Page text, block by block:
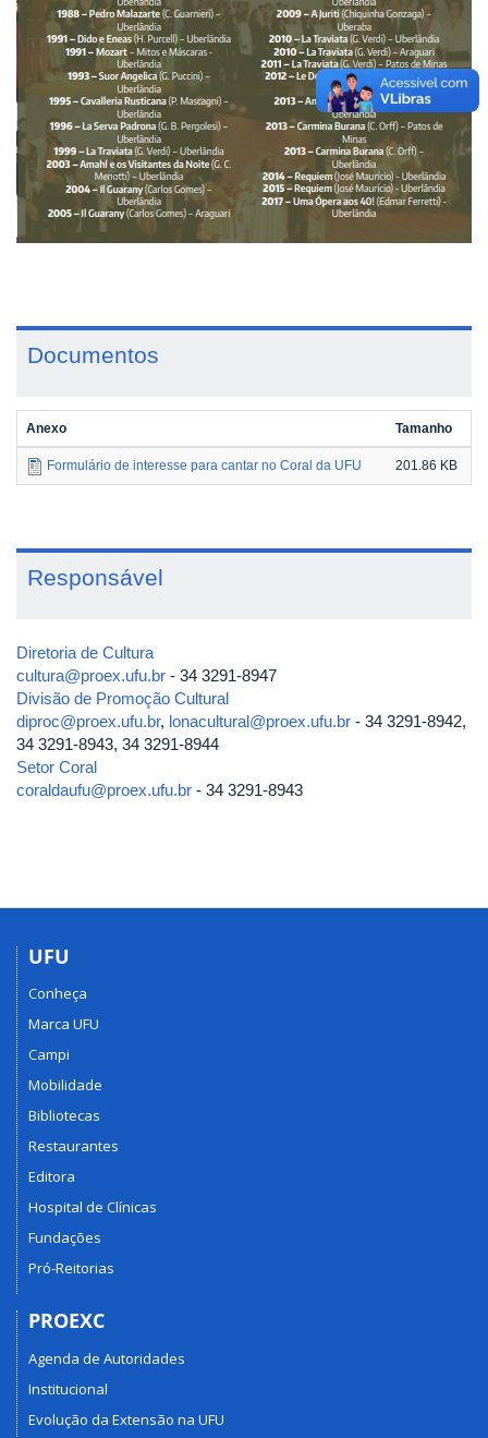
Documentos
Anexo Tamanho
Formulário de interesse para cantar no Coral da UFU 201.86 KB
Responsável
Diretoria de Cultura
cultura@proex.ufu.br - 34 3291-8947
Divisão de Promoção Cultural
diproc@proex.ufu.br, lonacultural@proex.ufu.br - 34 3291-8942,
34 3291-8943, 34 3291-8944
Setor Coral
coraldaufu@proex.ufu.br - 34 3291-8943
UFU
Conheça
Marca UFU
Campi
Mobilidade
Bibliotecas
Restaurantes
Editora
Hospital de Clínicas
Fundações
Pró-Reitorias
PROEXC
Agenda de Autoridades
Institucional
Evolução da Extensão na UFU